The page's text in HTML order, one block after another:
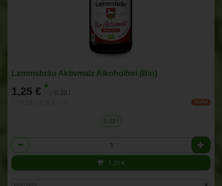
Lammsbräu Aktivmalz Alkoholfrei (Bio)
1,25 € * / 0.33 l
Staffel
0.33 l
Anzahl
1,25 €